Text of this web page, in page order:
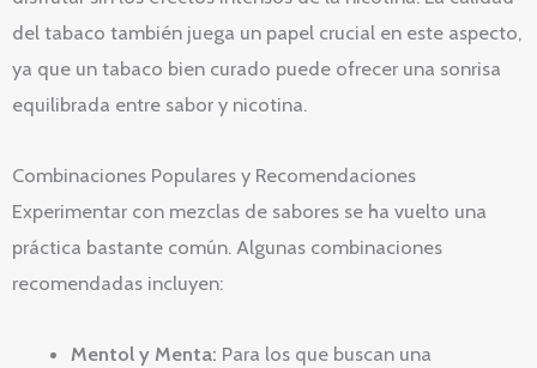
del tabaco también juega un papel crucial en este aspecto,
ya que un tabaco bien curado puede ofrecer una sonrisa
equilibrada entre sabor y nicotina.
Combinaciones Populares y Recomendaciones
Experimentar con mezclas de sabores se ha vuelto una
práctica bastante común. Algunas combinaciones
recomendadas incluyen:
Mentol y Menta: Para los que buscan una